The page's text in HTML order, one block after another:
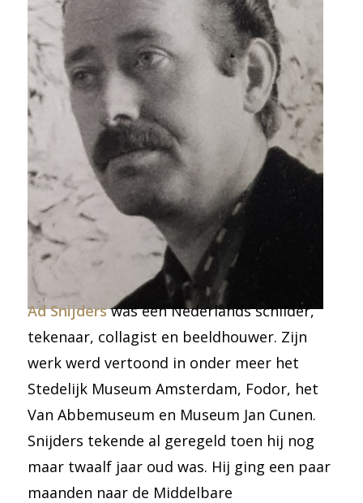
Ad Snijderswas een Nederlands schilder,
tekenaar, collagist en beeldhouwer. Zijn
werk werd vertoond in onder meer het
Stedelijk Museum Amsterdam, Fodor, het
Van Abbemuseum en Museum Jan Cunen.
Snijders tekende al geregeld toen hij nog
maar twaalf jaar oud was. Hij ging een paar
maanden naar de Middelbare